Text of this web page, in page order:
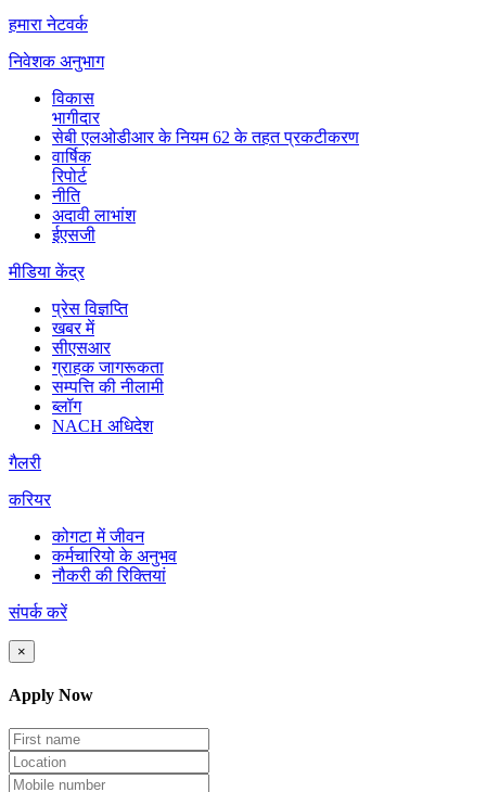
हमारा नेटवर्क
निवेशकअनुभाग
विकास
भागीदार
सेबी एलओडीआर के नियम 62 के तहत प्रकटीकरण
वार्षिक
रिपोर्ट
नीति
अदावी लाभांश
ईएसजी
मीडियाकेंद्र
प्रेस विज्ञप्ति
खबर में
सीएसआर
ग्राहक जागरूकता
सम्पत्ति की नीलामी
ब्लॉग
NACH अधिदेश
गैलरी
करियर
कोगटा में जीवन
कर्मचारियो के अनुभव
नौकरी की रिक्तियां
संपर्क करें
×
Apply Now